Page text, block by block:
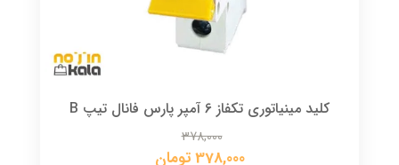
کلید مینیاتوری تکفاز 6 آمپر پارس فانال تیپ B
378,000
378,000 تومان